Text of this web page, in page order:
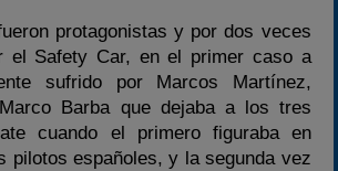
protagonistas y por dos veces
el Safety Car, en el primer caso a
sufrido por Marcos Martínez,
Barba que dejaba a los tres
cuando el primero figuraba en
pilotos españoles, y la segunda vez